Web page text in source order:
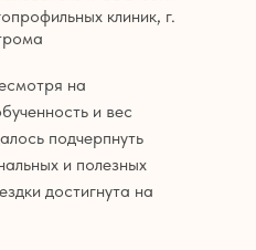
на
и вес
подчерпнуть
и полезных
достигнута на
клиник, г.